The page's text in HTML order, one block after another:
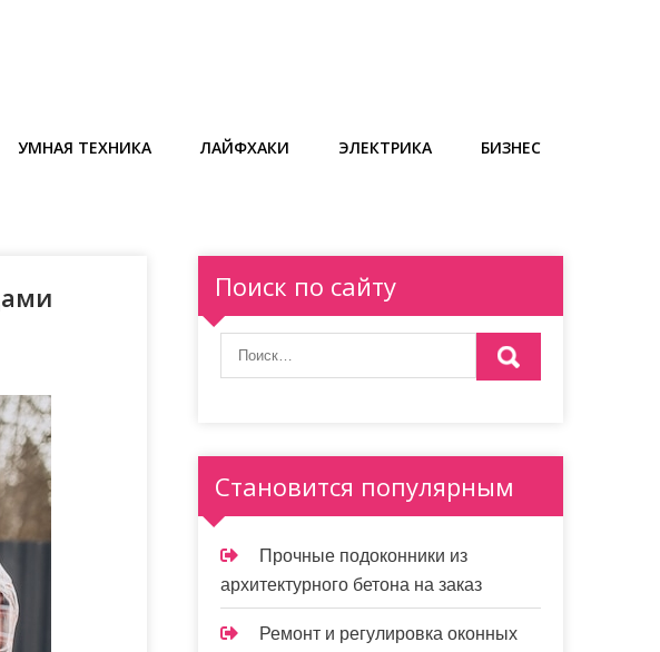
УМНАЯ ТЕХНИКА ЛАЙФХАКИ ЭЛЕКТРИКА БИЗНЕС
Поиск по сайту
Становится популярным
Прочные подоконники из
архитектурного бетона на заказ
Ремонт и регулировка оконных